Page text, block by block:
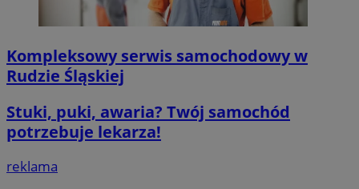
Kompleksowy serwis samochodowy w
Rudzie Śląskiej
Stuki, puki, awaria? Twój samochód
potrzebuje lekarza!
reklama